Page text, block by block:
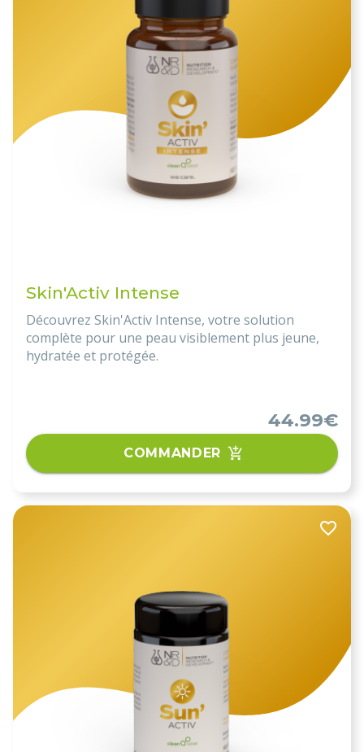
Skin'Activ Intense
Découvrez Skin'Activ Intense, votre solution
complète pour une peau visiblement plus jeune,
hydratée et protégée.
44.99€
COMMANDER